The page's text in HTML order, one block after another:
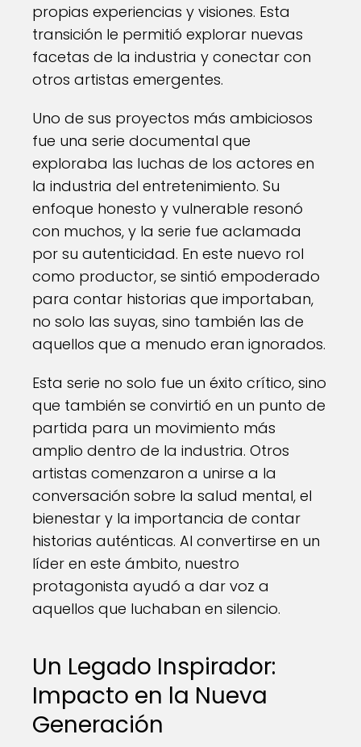
propias experiencias y visiones. Esta
transición le permitió explorar nuevas
facetas de la industria y conectar con
otros artistas emergentes.
Uno de sus proyectos más ambiciosos
fue una serie documental que
exploraba las luchas de los actores en
la industria del entretenimiento. Su
enfoque honesto y vulnerable resonó
con muchos, y la serie fue aclamada
por su autenticidad. En este nuevo rol
como productor, se sintió empoderado
para contar historias que importaban,
no solo las suyas, sino también las de
aquellos que a menudo eran ignorados.
Esta serie no solo fue un éxito crítico, sino
que también se convirtió en un punto de
partida para un movimiento más
amplio dentro de la industria. Otros
artistas comenzaron a unirse a la
conversación sobre la salud mental, el
bienestar y la importancia de contar
historias auténticas. Al convertirse en un
líder en este ámbito, nuestro
protagonista ayudó a dar voz a
aquellos que luchaban en silencio.
Un Legado Inspirador:
Impacto en la Nueva
Generación